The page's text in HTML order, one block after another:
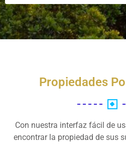
Propiedades
Con nuestra interfaz fácil de
encontrar la propiedad de sus